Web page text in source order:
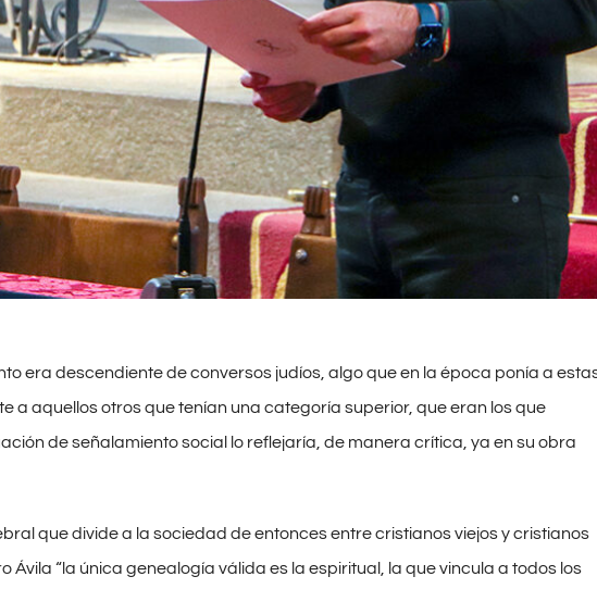
era descendiente de conversos judíos, algo que en la época ponía a
a aquellos otros que tenían una categoría superior, que eran los que
de señalamiento social lo reflejaría, de manera crítica, ya en su obra
que divide a la sociedad de entonces entre cristianos viejos y cristianos
Ávila “la única genealogía válida es la espiritual, la que vincula a todos los